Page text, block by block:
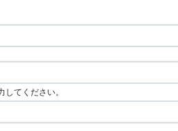
てください。